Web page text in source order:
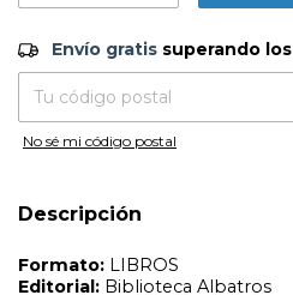
Envío gratis
Entregas para el CP:
Envío gratis superando los
No sé mi código postal
Descripción
ISBN:9789502413785
N°Páginas:128
Dimensiones:
26 x 19 cm
Fecha Publicación:09/2012
Sinópsis
viejos mitos de la nutrición y ayudar a